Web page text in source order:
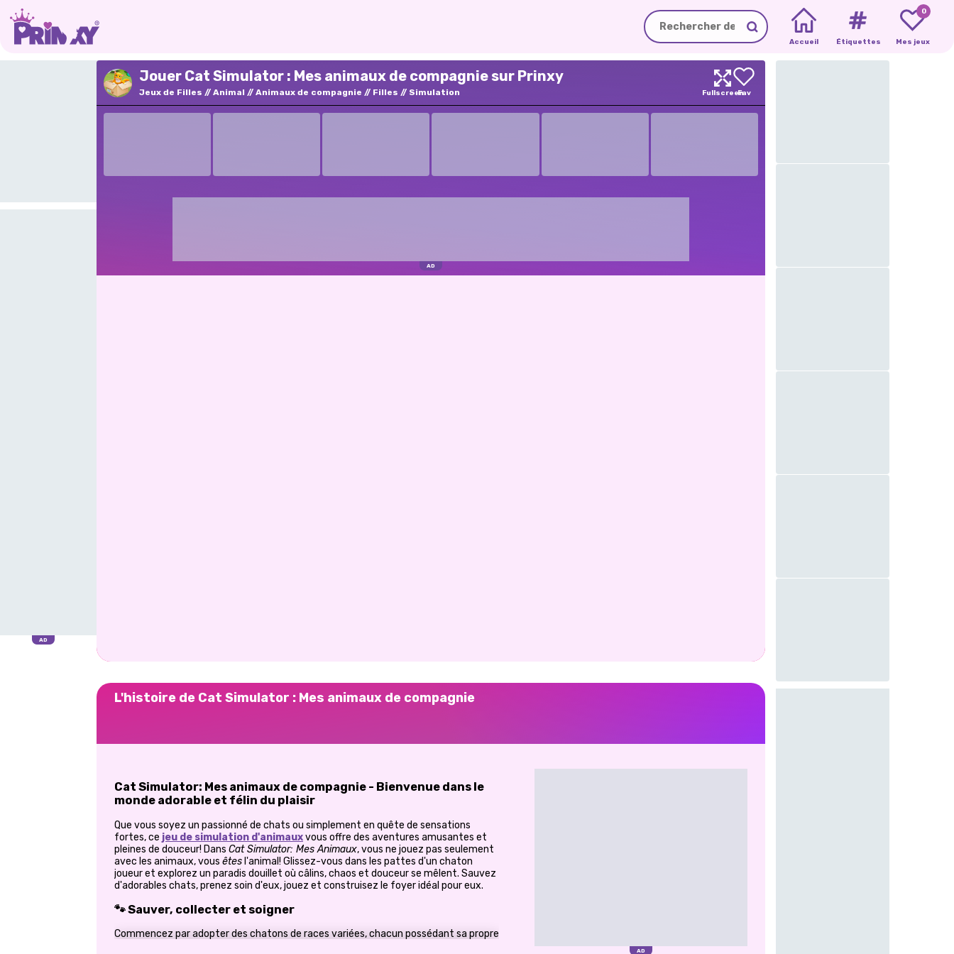
Accueil Étiquettes
0
Mes jeux
Jouer Cat Simulator : Mes animaux de compagnie sur Prinxy
Jeux de Filles Animal Animaux de compagnie Filles Simulation
L'histoire de Cat Simulator : Mes animaux de compagnie
Cat Simulator: Mes animaux de compagnie - Bienvenue dans le
monde adorable et félin du plaisir
Que vous soyez un passionné de chats ou simplement en quête de sensations
fortes, ce jeu de simulation d'animauxvous offre des aventures amusantes et
pleines de douceur! Dans Cat Simulator: Mes Animaux, vous ne jouez pas seulement
avec les animaux, vous êtes l'animal! Glissez-vous dans les pattes d'un chaton
joueur et explorez un paradis douillet où câlins, chaos et douceur se mêlent. Sauvez
d'adorables chats, prenez soin d'eux, jouez et construisez le foyer idéal pour eux.
🐾 Sauver, collecter et soigner
Commencez par adopter des chatons de races variées, chacun possédant sa propre